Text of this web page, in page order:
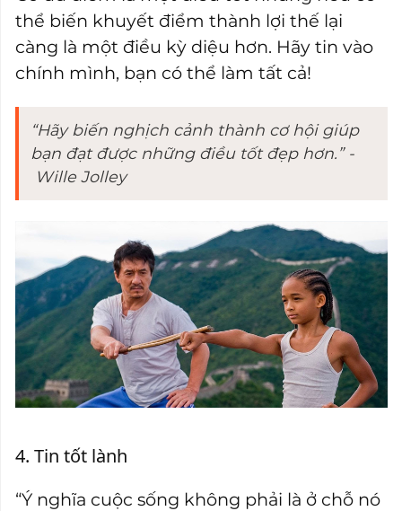
thể biến khuyết điểm thành lợi thế lại
càng là một điều kỳ diệu hơn. Hãy tin vào
chính mình, bạn có thể làm tất cả!
“Hãy biến nghịch cảnh thành cơ hội giúp
bạn đạt được những điều tốt đẹp hơn.” -
Wille Jolley
4. Tin tốt lành
“Ý nghĩa cuộc sống không phải là ở chỗ nó